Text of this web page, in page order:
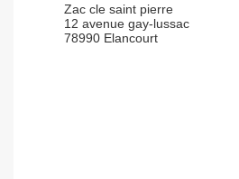
Zac cle saint pierre
12 avenue gay-lussac
78990 Elancourt